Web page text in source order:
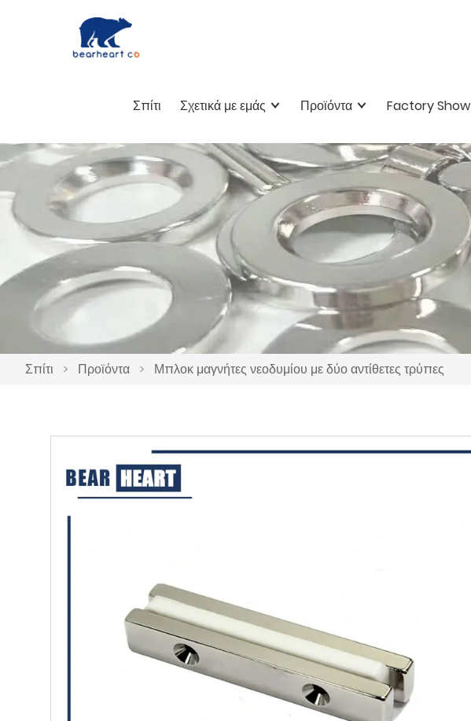
Σπίτι Σχετικά με εμάς Προϊόντα Factory Show
Σπίτι > Προϊόντα > Μπλοκ μαγνήτες νεοδυμίου με δύο αντίθετες τρύπες